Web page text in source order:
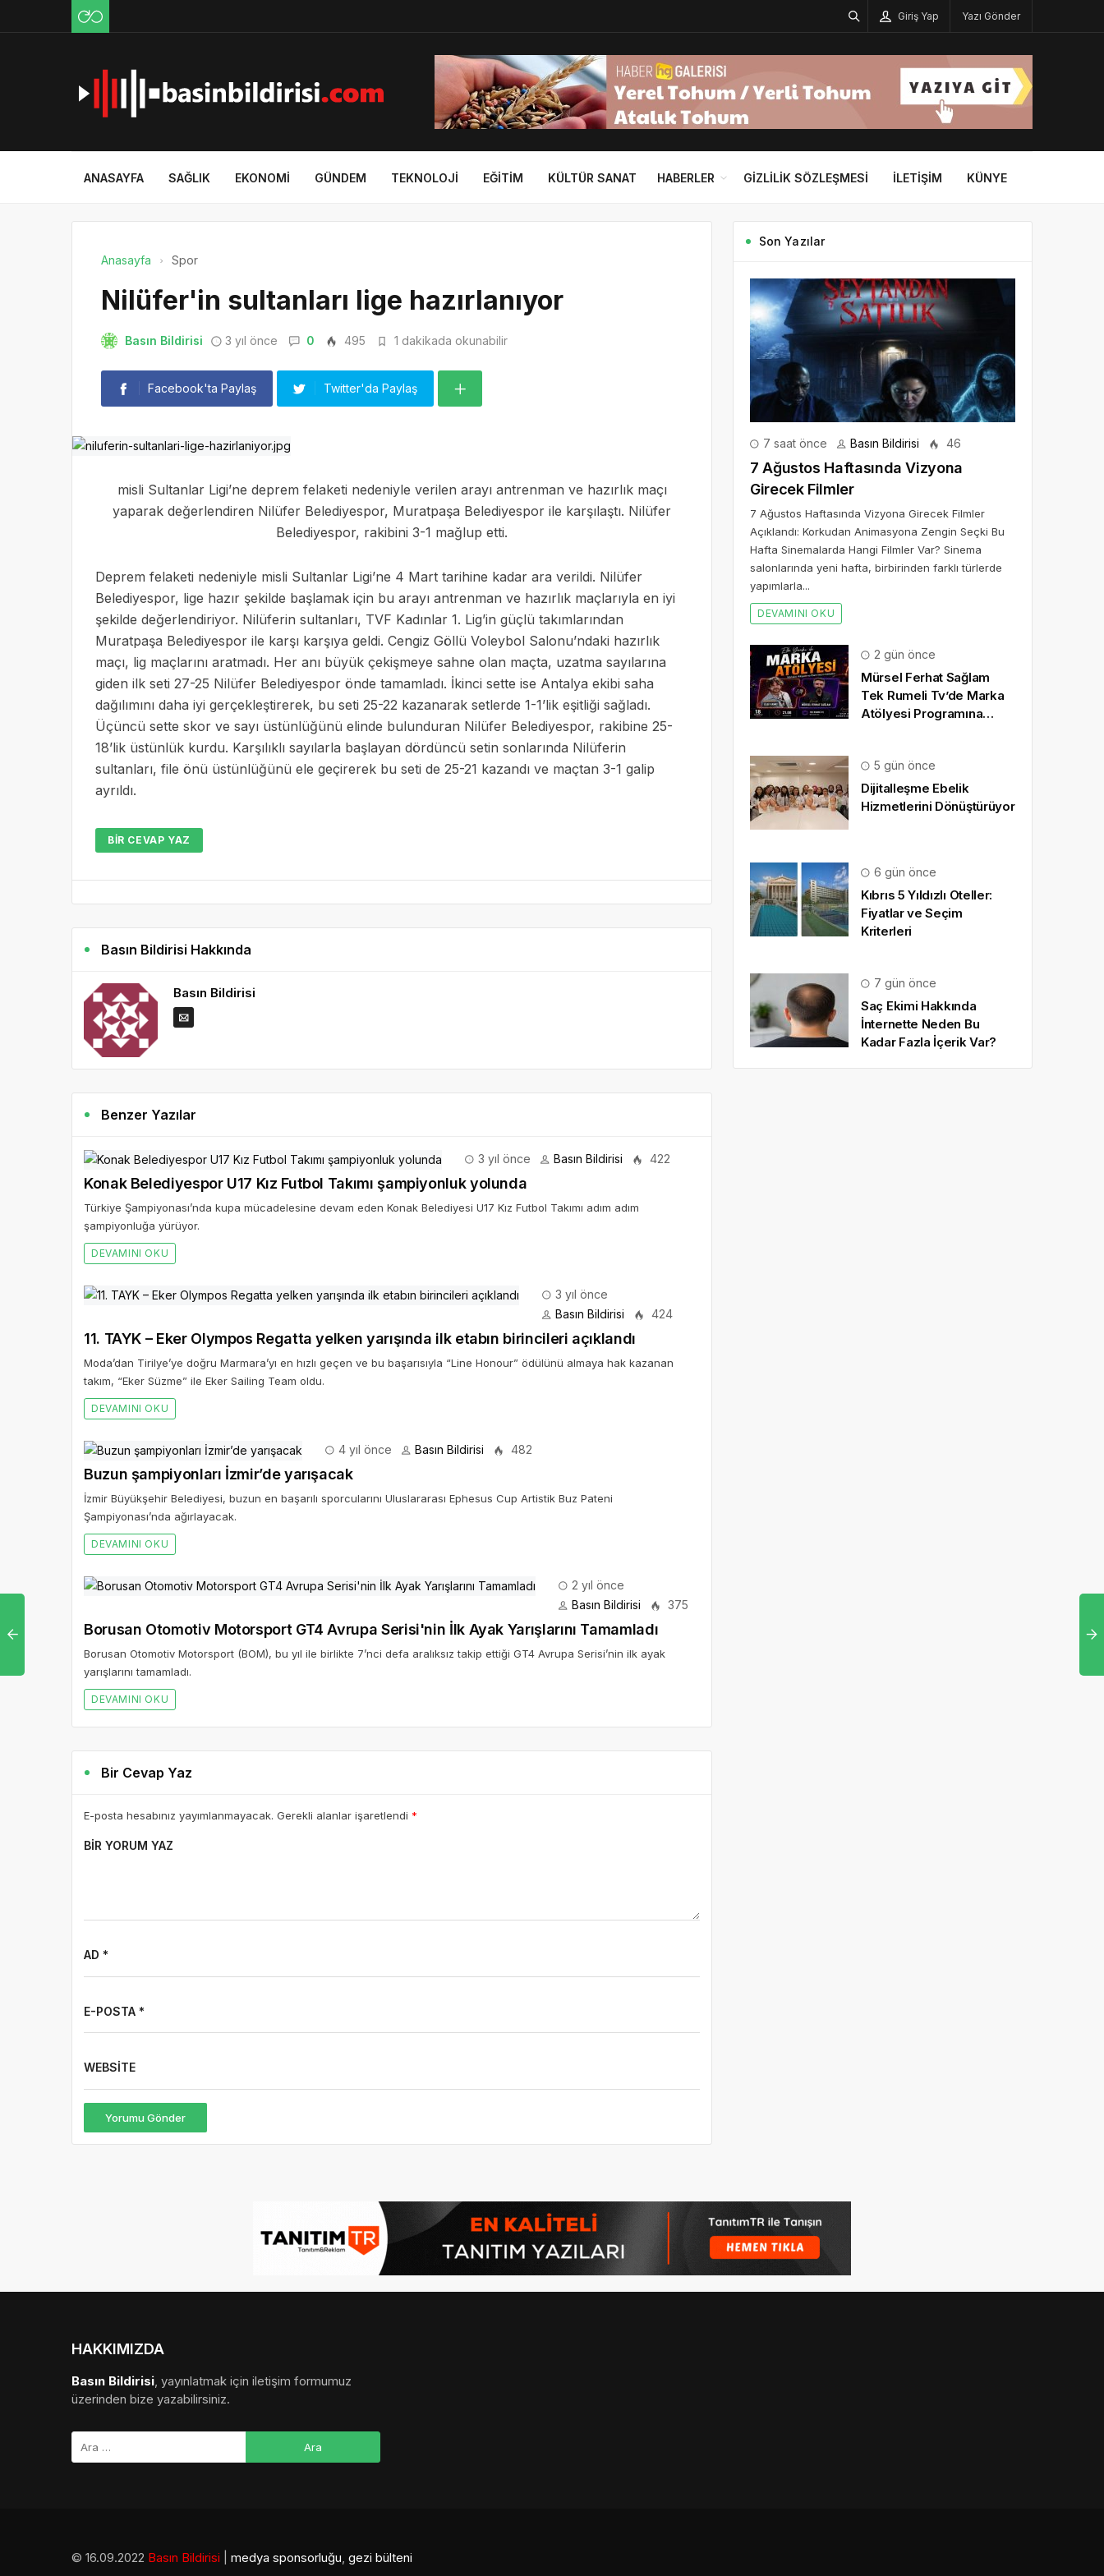
Giriş Yap Yazı Gönder
ANASAYFA SAĞLIK EKONOMI GÜNDEM TEKNOLOJI EĞITIM KÜLTÜR SANAT HABERLER GIZLILIK SÖZLEŞMESI İLETIŞIM KÜNYE
Anasayfa Spor
Nilüfer'in sultanları lige hazırlanıyor
Basın Bildirisi 3 yıl önce 0 495 1 dakikada okunabilir
Facebook'ta Paylaş Twitter'da Paylaş
misli Sultanlar Ligi’ne deprem felaketi nedeniyle verilen arayı antrenman ve hazırlık maçı
yaparak değerlendiren Nilüfer Belediyespor, Muratpaşa Belediyespor ile karşılaştı. Nilüfer
Belediyespor, rakibini 3-1 mağlup etti.
Deprem felaketi nedeniyle misli Sultanlar Ligi’ne 4 Mart tarihine kadar ara verildi. Nilüfer
Belediyespor, lige hazır şekilde başlamak için bu arayı antrenman ve hazırlık maçlarıyla en iyi
şekilde değerlendiriyor. Nilüferin sultanları, TVF Kadınlar 1. Lig’in güçlü takımlarından
Muratpaşa Belediyespor ile karşı karşıya geldi. Cengiz Göllü Voleybol Salonu’ndaki hazırlık
maçı, lig maçlarını aratmadı. Her anı büyük çekişmeye sahne olan maçta, uzatma sayılarına
giden ilk seti 27-25 Nilüfer Belediyespor önde tamamladı. İkinci sette ise Antalya ekibi saha
dağılımını daha iyi gerçekleştirerek, bu seti 25-22 kazanarak setlerde 1-1’lik eşitliği sağladı.
Üçüncü sette skor ve sayı üstünlüğünü elinde bulunduran Nilüfer Belediyespor, rakibine 25-
18’lik üstünlük kurdu. Karşılıklı sayılarla başlayan dördüncü setin sonlarında Nilüferin
sultanları, file önü üstünlüğünü ele geçirerek bu seti de 25-21 kazandı ve maçtan 3-1 galip
ayrıldı.
BIR CEVAP YAZ
Basın Bildirisi Hakkında
Basın Bildirisi
Benzer Yazılar
3 yıl önce Basın Bildirisi 422
Konak Belediyespor U17 Kız Futbol Takımı şampiyonluk yolunda
Türkiye Şampiyonası’nda kupa mücadelesine devam eden Konak Belediyesi U17 Kız Futbol Takımı adım adım
şampiyonluğa yürüyor.
DEVAMINI OKU
3 yıl önce
Basın Bildirisi
424
11. TAYK – Eker Olympos Regatta yelken yarışında ilk etabın birincileri açıklandı
Moda’dan Tirilye’ye doğru Marmara’yı en hızlı geçen ve bu başarısıyla “Line Honour” ödülünü almaya hak kazanan
takım, “Eker Süzme” ile Eker Sailing Team oldu.
DEVAMINI OKU
4 yıl önce Basın Bildirisi 482
Buzun şampiyonları İzmir’de yarışacak
İzmir Büyükşehir Belediyesi, buzun en başarılı sporcularını Uluslararası Ephesus Cup Artistik Buz Pateni
Şampiyonası’nda ağırlayacak.
DEVAMINI OKU
2 yıl önce
Basın Bildirisi
375
Borusan Otomotiv Motorsport GT4 Avrupa Serisi'nin İlk Ayak Yarışlarını Tamamladı
Borusan Otomotiv Motorsport (BOM), bu yıl ile birlikte 7’nci defa aralıksız takip ettiği GT4 Avrupa Serisi’nin ilk ayak
yarışlarını tamamladı.
DEVAMINI OKU
Bir Cevap Yaz
E-posta hesabınız yayımlanmayacak. Gerekli alanlar işaretlendi *
BIR YORUM YAZ
AD *
E-POSTA *
WEBSITE
Yorumu Gönder
Son Yazılar
7 saat önce Basın Bildirisi 46
7 Ağustos Haftasında Vizyona
Girecek Filmler
7 Ağustos Haftasında Vizyona Girecek Filmler
Açıklandı: Korkudan Animasyona Zengin Seçki Bu
Hafta Sinemalarda Hangi Filmler Var? Sinema
salonlarında yeni hafta, birbirinden farklı türlerde
yapımlarla...
DEVAMINI OKU
2 gün önce
Mürsel Ferhat Sağlam
Tek Rumeli Tv’de Marka
Atölyesi Programına
5 gün önce
Dijitalleşme Ebelik
Hizmetlerini Dönüştürüyor
6 gün önce
Kıbrıs 5 Yıldızlı Oteller:
Fiyatlar ve Seçim
Kriterleri
7 gün önce
Saç Ekimi Hakkında
İnternette Neden Bu
Kadar Fazla İçerik Var?
HAKKIMIZDA
Basın Bildirisi, yayınlatmak için iletişim formumuz
üzerinden bize yazabilirsiniz.
© 16.09.2022 Basın Bildirisi medya sponsorluğu, gezi bülteni